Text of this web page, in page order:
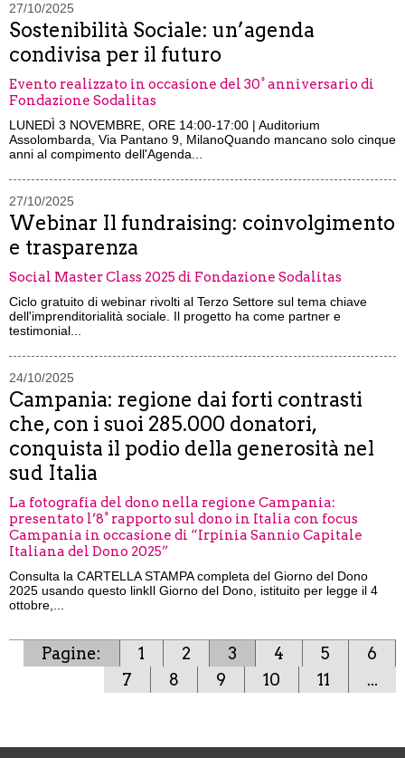
27/10/2025
Sostenibilità Sociale: un’agenda
condivisa per il futuro
Evento realizzato in occasione del 30° anniversario di
Fondazione Sodalitas
LUNEDÌ 3 NOVEMBRE, ORE 14:00-17:00 | Auditorium
Assolombarda, Via Pantano 9, MilanoQuando mancano solo cinque
anni al compimento dell'Agenda...
27/10/2025
Webinar Il fundraising: coinvolgimento
e trasparenza
Social Master Class 2025 di Fondazione Sodalitas
Ciclo gratuito di webinar rivolti al Terzo Settore sul tema chiave
dell'imprenditorialità sociale. Il progetto ha come partner e
testimonial...
24/10/2025
Campania: regione dai forti contrasti
che, con i suoi 285.000 donatori,
conquista il podio della generosità nel
sud Italia
La fotografia del dono nella regione Campania:
presentato l’8° rapporto sul dono in Italia con focus
Campania in occasione di “Irpinia Sannio Capitale
Italiana del Dono 2025”
Consulta la CARTELLA STAMPA completa del Giorno del Dono
2025 usando questo linkIl Giorno del Dono, istituito per legge il 4
ottobre,...
Pagine: 1 2 3 4 5
6
7
8 9 10 11 ...